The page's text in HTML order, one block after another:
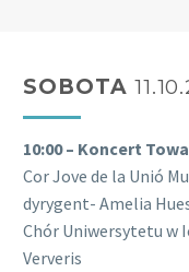
SOBOTA
10:00 – Koncert
Cor Jove de la Unió
dyrygent- Amelia
Chór Uniwersytetu w
Ververis